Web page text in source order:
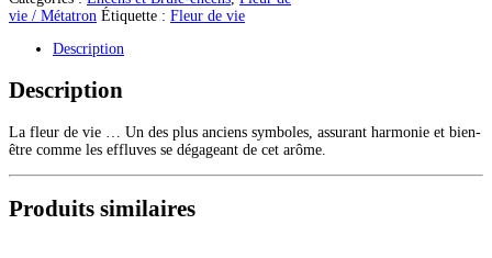
Fleur
de
vie / Métatron Étiquette : Fleur de vie
Description
Description
La fleur de vie … Un des plus anciens symboles, assurant harmonie et bien-
être comme les effluves se dégageant de cet arôme.
Produits similaires